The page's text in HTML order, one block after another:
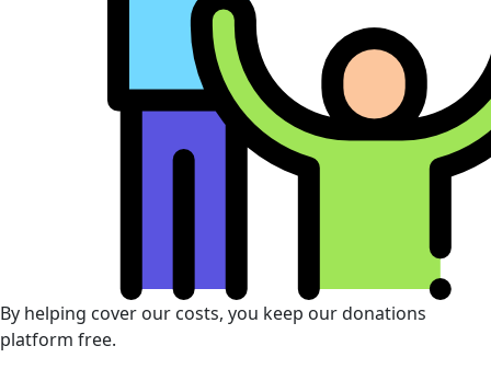
By helping cover our costs, you keep our donations
platform free.